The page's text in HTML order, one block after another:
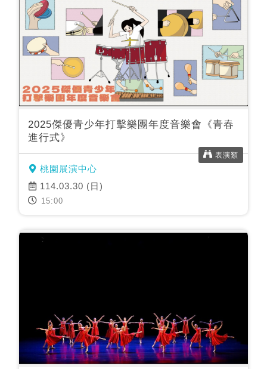
2025傑優青少年打擊樂團年度音樂會《青春
進行式》
桃園展演中心
表演類
114.03.30 (日)
15:00